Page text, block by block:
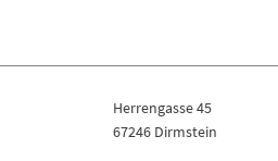
Herrengasse 45
67246 Dirmstein